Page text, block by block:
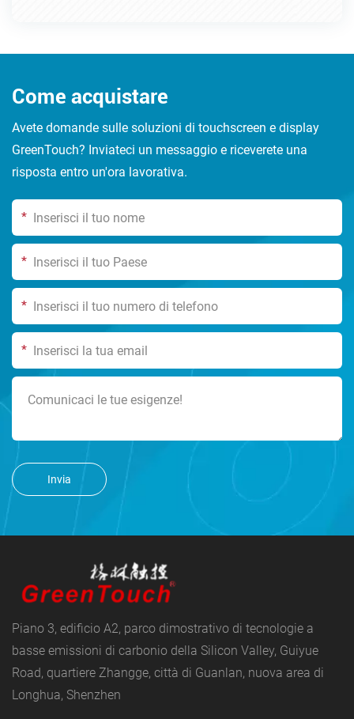
Come acquistare
Avete domande sulle soluzioni di touchscreen e display
GreenTouch? Inviateci un messaggio e riceverete una
risposta entro un'ora lavorativa.
*
*
*
*
Invia
Piano 3, edificio A2, parco dimostrativo di tecnologie a
basse emissioni di carbonio della Silicon Valley, Guiyue
Road, quartiere Zhangge, città di Guanlan, nuova area di
Longhua, Shenzhen